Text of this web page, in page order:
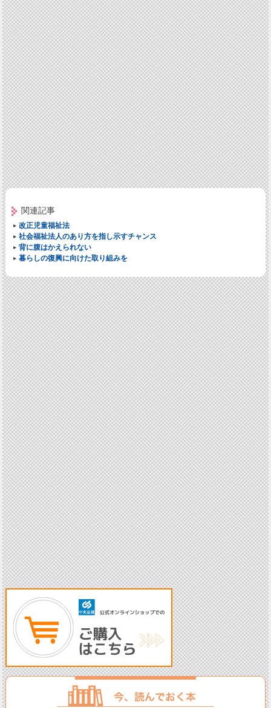
関連記事
改正児童福祉法
社会福祉法人のあり方を指し示すチャンス
背に腹はかえられない
暮らしの復興に向けた取り組みを